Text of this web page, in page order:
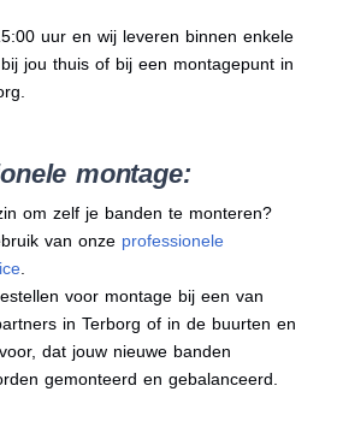
uur en wij leveren binnen enkele
jou thuis of bij een montagepunt in
montage:
om zelf je banden te monteren?
van onze professionele
.
voor montage bij een van
in Terborg of in de buurten en
dat jouw nieuwe banden
gemonteerd en gebalanceerd.